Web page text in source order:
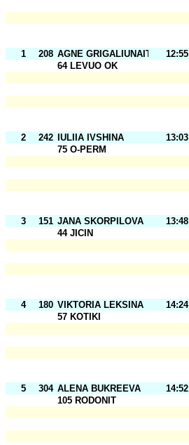
1 208 AGNE GRIGALIUNAITE 12:55
64 LEVUO OK
2 242 IULIIA IVSHINA 13:03
75 O-PERM
3 151 JANA SKORPILOVA 13:48
44 JICIN
4 180 VIKTORIA LEKSINA 14:24
57 KOTIKI
5 304 ALENA BUKREEVA 14:52
105 RODONIT